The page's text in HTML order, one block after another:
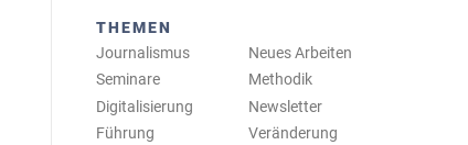
THEMEN
Journalismus
Seminare
Digitalisierung
Führung
Neues Arbeiten
Methodik
Newsletter
Veränderung